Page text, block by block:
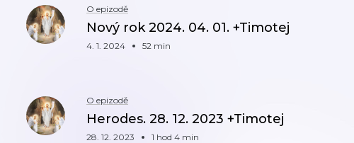
O epizodě
Nový rok 2024. 04. 01. +Timotej
4. 1. 2024 52 min
O epizodě
Herodes. 28. 12. 2023 +Timotej
28. 12. 2023 1 hod 4 min